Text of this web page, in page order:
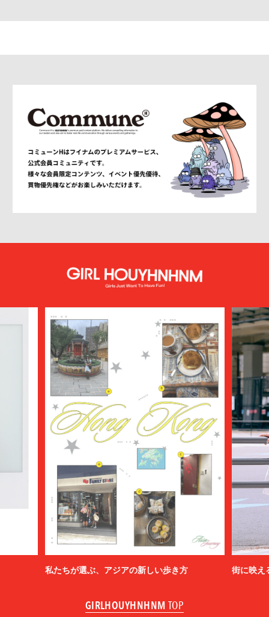
私たちが選ぶ、アジアの新しい歩き方 街に映え
GIRLHOUYHNHNM TOP